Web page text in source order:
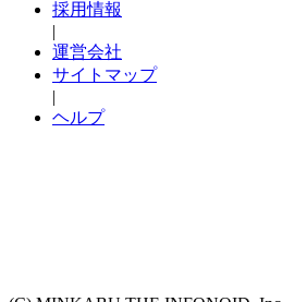
採用情報
|
運営会社
サイトマップ
|
ヘルプ